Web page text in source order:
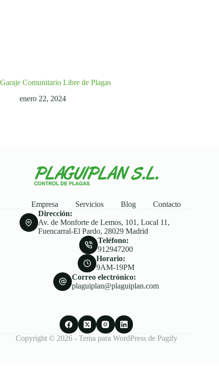
Garaje Comunitario Libre de Plagas
enero 22, 2024
Empresa Servicios Blog
Contacto
Dirección:
Av. de Monforte de Lemos, 101, Local 11,
Fuencarral-El Pardo, 28029 Madrid
Teléfono:
912947200
Horario:
9AM-19PM
Correo electrónico:
plaguiplan@plaguiplan.com
Copyright © 2026 - Tema para WordPress de Pagify